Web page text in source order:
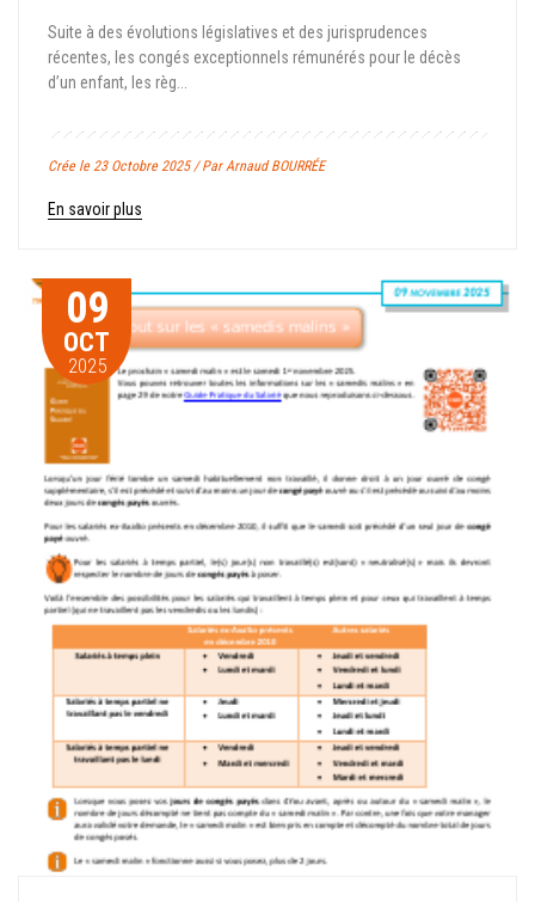
Suite à des évolutions législatives et des jurisprudences
récentes, les congés exceptionnels rémunérés pour le décès
d’un enfant, les règ...
Crée le 23 Octobre 2025 / Par Arnaud BOURRÉE
En savoir plus
09
OCT
2025